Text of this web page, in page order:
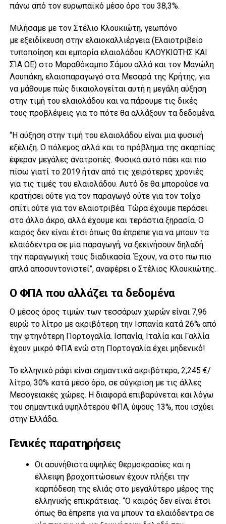
πάνω από τον ευρωπαϊκό μέσο όρο του 38,3%.
Μιλήσαμε με τον Στέλιο Κλουκιώτη, γεωπόνο
με εξειδίκευση στην ελαιοκαλλιέργεια (Ελαιοτριβείο
τυποποίηση και εμπορία ελαιολάδου ΚΛΟΥΚΙΩΤΗΣ ΚΑΙ
ΣΊΑ ΟΕ) στο Μαραθόκαμπο Σάμου αλλά και τον Μανώλη
Λουπάκη, ελαιοπαραγωγό στα Μεσαρά της Κρήτης, για
να μάθουμε πώς δικαιολογείται αυτή η μεγάλη αύξηση
στην τιμή του ελαιολάδου και να πάρουμε τις δικές
τους προβλέψεις για το πότε θα αλλάξουν τα δεδομένα.
“Η αύξηση στην τιμή του ελαιολάδου είναι μια φυσική
εξέλιξη. O πόλεμος αλλά και το πρόβλημα της ακαρπίας
έφεραν μεγάλες ανατροπές. Φυσικά αυτό πάει και πιο
πίσω γιατί το 2019 ήταν από τις χειρότερες χρονιές
για τις τιμές του ελαιολάδου. Αυτό δε θα μπορούσε να
κρατήσει ούτε για τον παραγωγό ούτε για τον τοίχο
σπίτι ούτε για τον ελαιοτριβέα. Τώρα έχουμε περάσει
στο άλλο άκρο, αλλά έχουμε και τεράστια ξηρασία. Ο
καιρός δεν είναι έτσι όπως θα έπρεπε για να μπουν τα
ελαιόδεντρα σε μία παραγωγή, να ξεκινήσουν δηλαδή
την παραγωγική τους διαδικασία. Έχουν, να στο πω πιο
απλά αποσυντονιστεί”, αναφέρει ο Στέλιος Κλουκιώτης.
Ο ΦΠΑ που αλλάζει τα δεδομένα
Ο μέσος όρος τιμών των τεσσάρων χωρών είναι 7,96
ευρώ το λίτρο με ακριβότερη την Ισπανία κατά 26% από
την φτηνότερη Πορτογαλία. Ισπανία, Ιταλία και Γαλλία
έχουν μικρό ΦΠΑ ενώ στη Πορτογαλία έχει μηδενικό!
Το ελληνικό ράφι είναι σημαντικά ακριβότερο, 2,245 €/
λίτρο, 30% κατά μέσο όρο, σε σύγκριση με τις άλλες
Μεσογειακές χώρες. Η διαφορά επιβαρύνεται και λόγω
του σημαντικά υψηλότερου ΦΠΑ, ύψους 13%, που ισχύει
στην Ελλάδα.
Γενικές παρατηρήσεις
Οι ασυνήθιστα υψηλές θερμοκρασίες και η
έλλειψη βροχοπτώσεων έχουν πλήξει την
καρπόδεση της ελιάς στο μεγαλύτερο μέρος της
ελληνικής επικράτειας. “Ο καιρός δεν είναι έτσι
όπως θα έπρεπε για να μπουν τα ελαιόδεντρα σε